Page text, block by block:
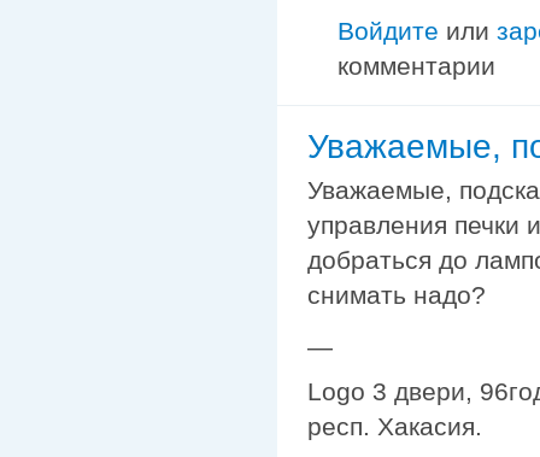
Войдите или
комментарии
Уважаемые,
Уважаемые,
управления печки
добраться до
снимать надо?
—
Logo 3 двери,
респ. Хакасия.